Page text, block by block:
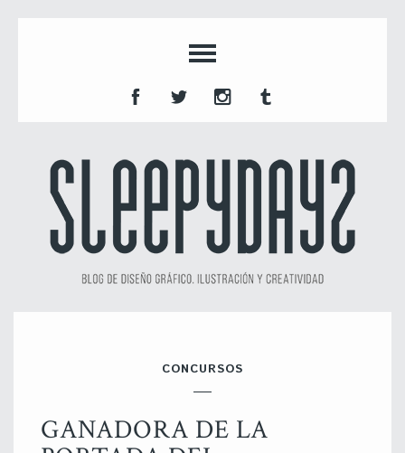
CONCURSOS
GANADORA DE LA